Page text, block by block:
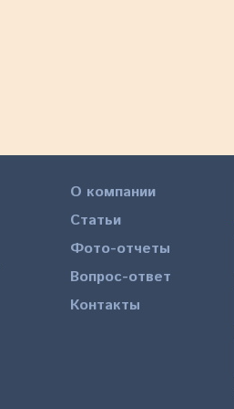
О компании
Статьи
Фото-отчеты
Вопрос-ответ
Контакты